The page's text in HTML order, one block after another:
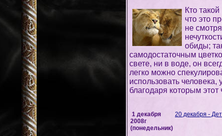
Кто
что это
не
обиды;
самодостаточным
свете, ни в воде, он
легко можно
использовать
благодаря которым
1 декабря
2008г
(понедельник)
20 декабря -